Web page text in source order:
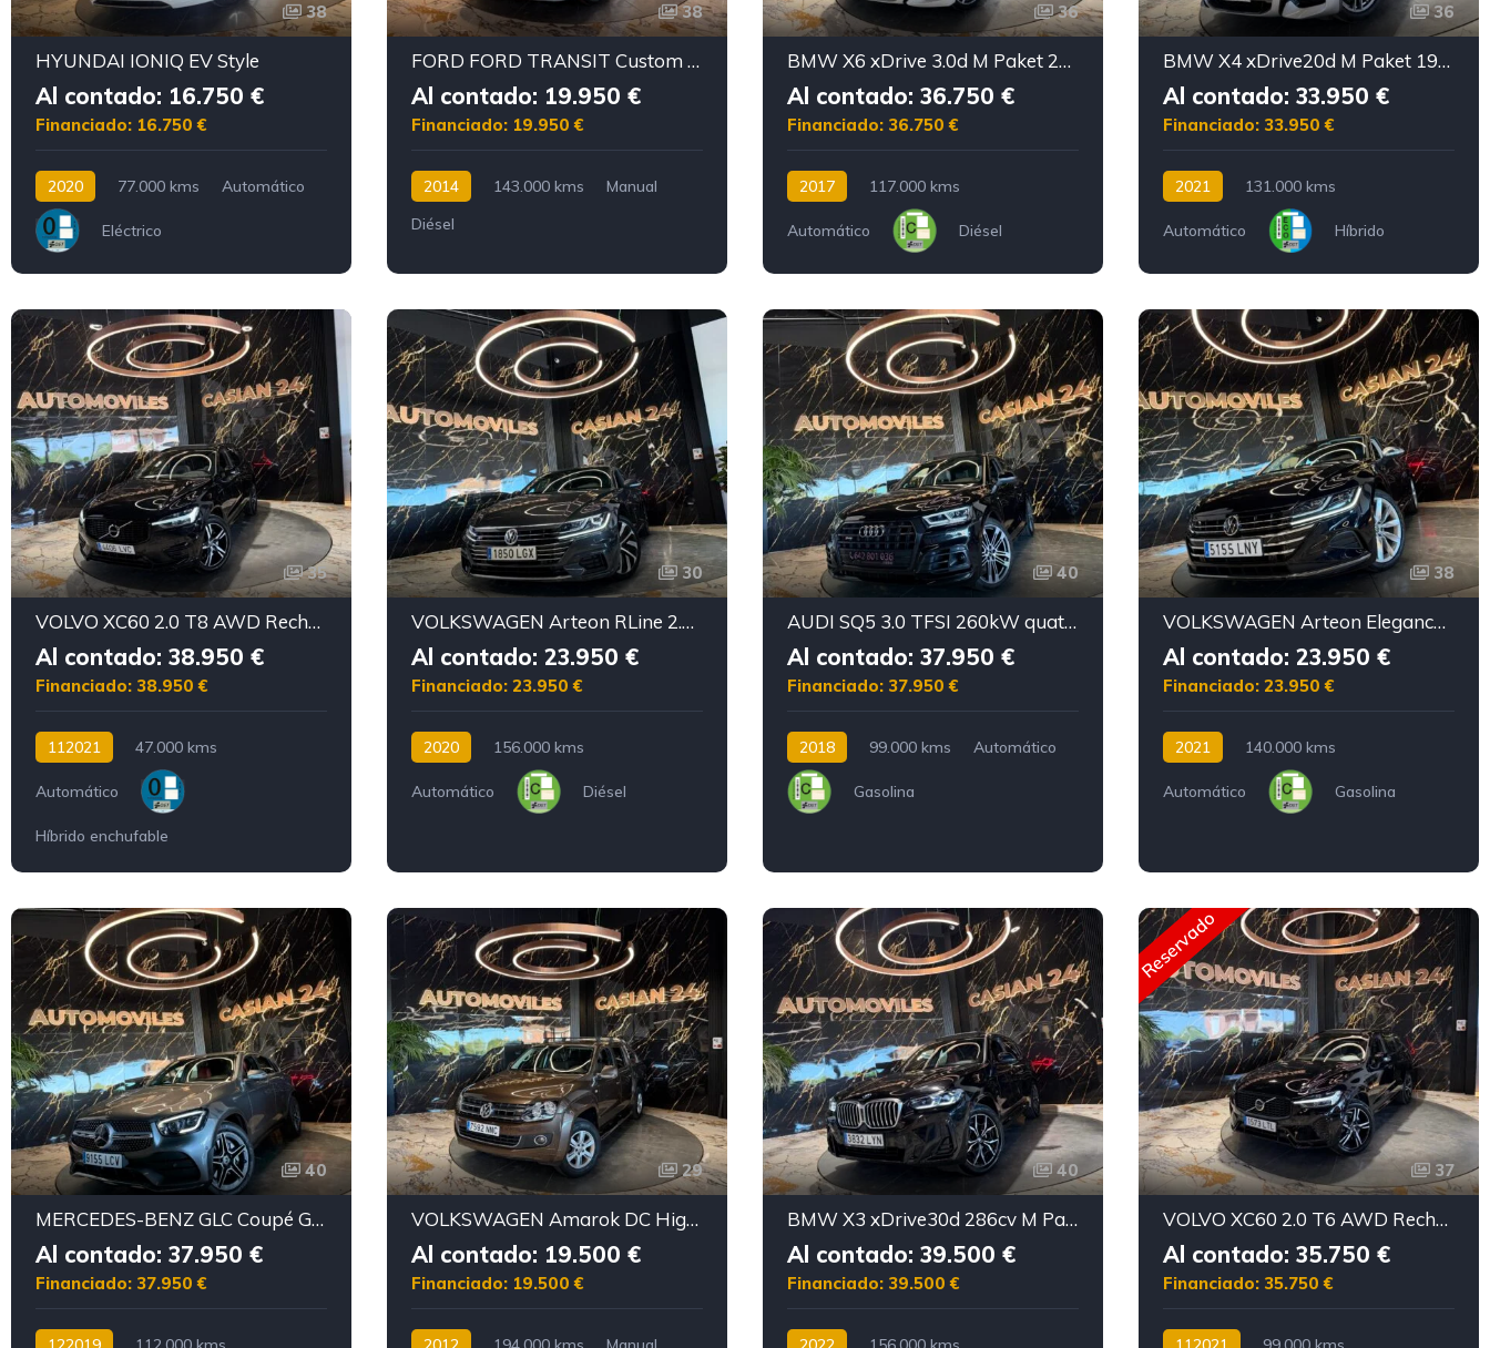
38
HYUNDAI IONIQ EV Style
Al contado: 16.750 €
Financiado: 16.750 €
2020 77.000 kms Automático
Eléctrico
38
FORD FORD TRANSIT Custom 2.2 TDCI 125cv Titanium 9Plazas
Al contado: 19.950 €
Financiado: 19.950 €
2014 143.000 kms
Manual
Diésel
36
BMW X6 xDrive 3.0d M Paket 258CV MOTOR CON CADENA IRROMPIBLE
Al contado: 36.750 €
Financiado: 36.750 €
2017 117.000 kms
Automático Diésel
36
BMW X4 xDrive20d M Paket 190CV MOTOR CON CADENA IRROMPIBLE
Al contado: 33.950 €
Financiado: 33.950 €
2021 131.000 kms
Automático Híbrido
35
VOLVO XC60 2.0 T8 AWD Recharge RDesign Exp Auto
Al contado: 38.950 €
Financiado: 38.950 €
112021 47.000 kms
Automático
Híbrido enchufable
30
VOLKSWAGEN Arteon RLine 2.0 TDI 110kW 150CV DSG
Al contado: 23.950 €
Financiado: 23.950 €
2020 156.000 kms
Automático Diésel
40
AUDI SQ5 3.0 TFSI 260kW quattro triptronic
Al contado: 37.950 €
Financiado: 37.950 €
2018 99.000 kms Automático
Gasolina
38
VOLKSWAGEN Arteon Elegance 2.0 TSI 140kW 190CV DSG
Al contado: 23.950 €
Financiado: 23.950 €
2021 140.000 kms
Automático Gasolina
40
MERCEDES-BENZ GLC Coupé GLC 200 d 4MATIC AMG Motor mercedes con CADENA
Al contado: 37.950 €
Financiado: 37.950 €
29
VOLKSWAGEN Amarok DC Highline 2.0 TDI 163cv 4M Permanente
Al contado: 19.500 €
Financiado: 19.500 €
40
BMW X3 xDrive30d 286cv M Paket FULL
Al contado: 39.500 €
Financiado: 39.500 €
Reservado
37
VOLVO XC60 2.0 T6 AWD Recharge Ultimate Dark Auto
Al contado: 35.750 €
Financiado: 35.750 €